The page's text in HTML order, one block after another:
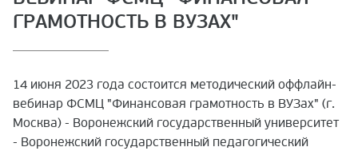
ГРАМОТНОСТЬ В ВУЗАХ"
14 июня 2023 года состоится методический оффлайн-
вебинар ФСМЦ "Финансовая грамотность в ВУЗах" (г.
Москва) - Воронежский государственный университет
- Воронежский государственный педагогический